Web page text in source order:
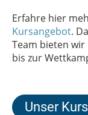
Erfahre hier
Kursangebot.
Team bieten
bis zur
Unser